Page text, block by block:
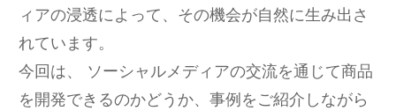
ィアの浸透によって、その機会が自然に生み出さ
れています。
今回は、 ソーシャルメディアの交流を通じて商品
を開発できるのかどうか、事例をご紹介しながら